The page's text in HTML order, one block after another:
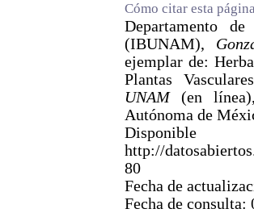
Cómo citar esta
Departamento
(IBUNAM),
ejemplar de:
Plantas
UNAM(en línea),
Autónoma de
http://
80
Fecha de
Fecha de consulta: